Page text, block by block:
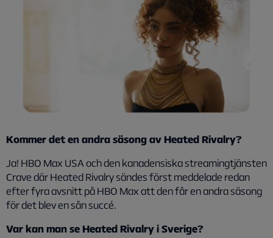
Kommer det en andra säsong av Heated Rivalry?
Ja! HBO Max USA och den kanadensiska streamingtjänsten
Crave där Heated Rivalry sändes först meddelade redan
efter fyra avsnitt på HBO Max att den får en andra säsong
för det blev en sån succé.
Var kan man se Heated Rivalry i Sverige?